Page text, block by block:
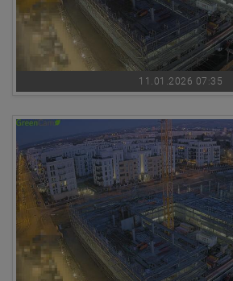
11.01.2026 07:35